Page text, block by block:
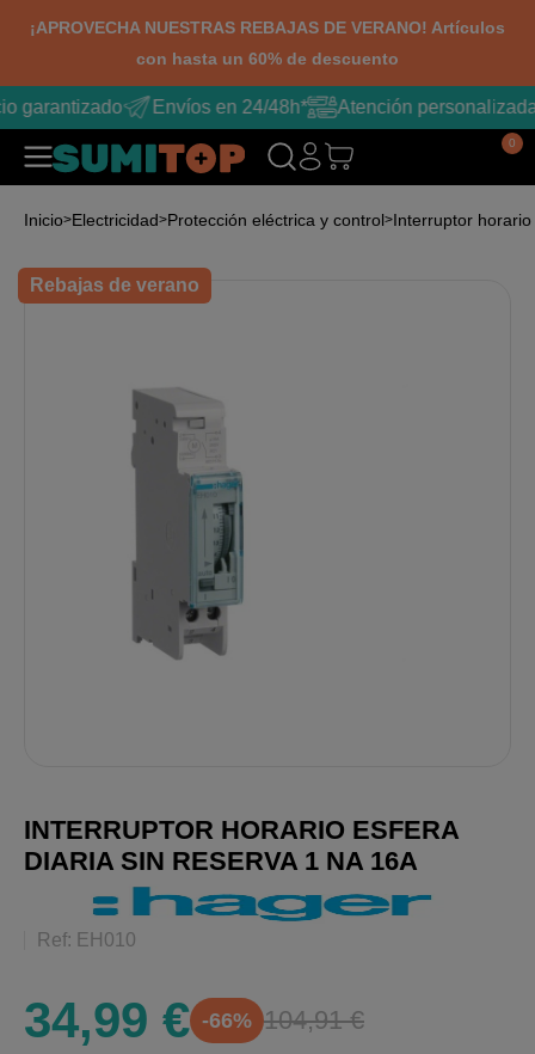
¡APROVECHA NUESTRAS REBAJAS DE VERANO! Artículos
con hasta un 60% de descuento
garantizado Envíos en 24/48h* Atención personalizada
0
Inicio Electricidad Protección eléctrica y control Interruptor
Rebajas de verano
INTERRUPTOR HORARIO ESFERA
DIARIA SIN RESERVA 1 NA 16A
Ref: EH010
34,99 € -66% 104,91 €